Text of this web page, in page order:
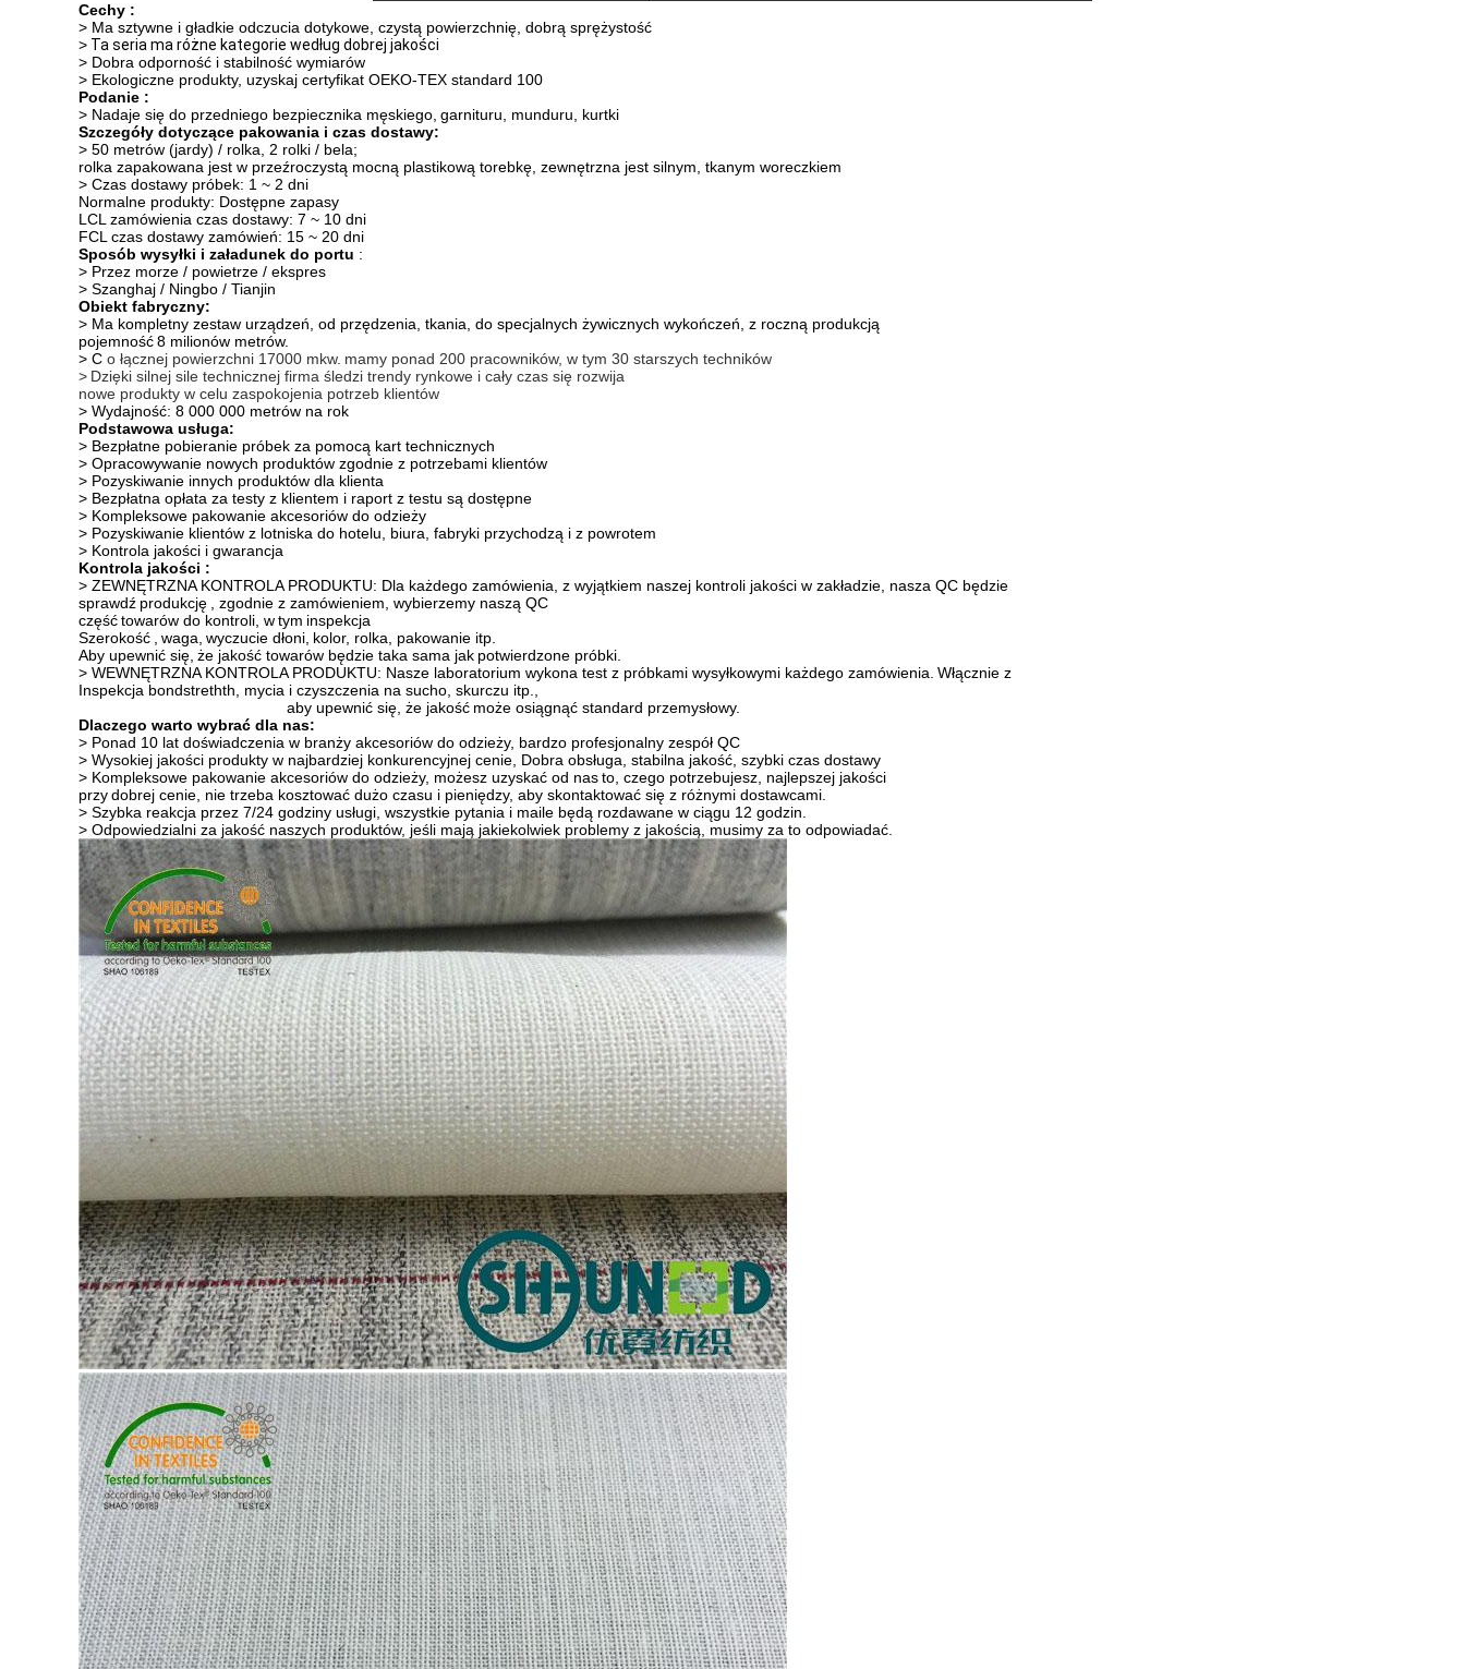
Cechy :
> Ma sztywne i gładkie odczucia dotykowe, czystą powierzchnię, dobrą sprężystość
> Ta seria ma różne kategorie według dobrej jakości
> Dobra odporność i stabilność wymiarów
> Ekologiczne produkty, uzyskaj certyfikat OEKO-TEX standard 100
Podanie :
> Nadaje się do przedniego bezpiecznika męskiego, garnituru, munduru, kurtki
Szczegóły dotyczące pakowania i czas dostawy:
> 50 metrów (jardy) / rolka, 2 rolki / bela;
rolka zapakowana jest w przeźroczystą mocną plastikową torebkę, zewnętrzna jest silnym, tkanym woreczkiem
> Czas dostawy próbek: 1 ~ 2 dni
Normalne produkty: Dostępne zapasy
LCL zamówienia czas dostawy: 7 ~ 10 dni
FCL czas dostawy zamówień: 15 ~ 20 dni
Sposób wysyłki i załadunek do portu :
> Przez morze / powietrze / ekspres
> Szanghaj / Ningbo / Tianjin
Obiekt fabryczny:
> Ma kompletny zestaw urządzeń, od przędzenia, tkania, do specjalnych żywicznych wykończeń, z roczną produkcją
pojemność8 milionów metrów.
> C o łącznej powierzchni 17000 mkw. mamy ponad 200 pracowników, w tym 30 starszych techników
> Dzięki silnej sile technicznej firma śledzi trendy rynkowe i cały czas się rozwija
nowe produkty w celu zaspokojenia potrzeb klientów
> Wydajność: 8 000 000 metrów na rok
Podstawowa usługa:
> Bezpłatne pobieranie próbek za pomocą kart technicznych
> Opracowywanie nowych produktów zgodnie z potrzebami klientów
> Pozyskiwanie innych produktów dla klienta
> Bezpłatna opłata za testy z klientem i raport z testu są dostępne
> Kompleksowe pakowanie akcesoriów do odzieży
> Pozyskiwanie klientów z lotniska do hotelu, biura, fabryki przychodzą i z powrotem
> Kontrola jakości i gwarancja
Kontrola jakości :
> ZEWNĘTRZNA KONTROLA PRODUKTU: Dla każdego zamówienia, z wyjątkiem naszej kontroli jakości w zakładzie, nasza QC będzie
sprawdź produkcję
, zgodnie z zamówieniem, wybierzemy naszą QC
częśćtowarów do kontroli, wtym inspekcja
Szerokość
waga, wyczucie dłoni, kolor, rolka, pakowanie itp.
Aby upewnić się, że jakość towarów będzie taka sama jak potwierdzone próbki.
> WEWNĘTRZNA KONTROLA PRODUKTU: Nasze laboratorium wykona test z próbkami wysyłkowymi każdego zamówienia. Włącznie z
Inspekcja bondstrethth, mycia i czyszczenia na sucho, skurczu itp.,
aby upewnić się, że jakość może osiągnąć standard przemysłowy.
Dlaczego warto wybrać dla nas:
> Ponad 10 lat doświadczenia w branży akcesoriów do odzieży, bardzo profesjonalny zespół QC
> Wysokiej jakości produkty w najbardziej konkurencyjnej cenie, Dobra obsługa, stabilna jakość, szybki czas dostawy
> Kompleksowe pakowanie akcesoriów do odzieży, możesz uzyskać od nasto, czego potrzebujesz, najlepszej jakości
przydobrej cenie, nie trzeba kosztować dużo czasu i pieniędzy, aby skontaktować się z różnymi dostawcami.
> Szybka reakcja przez 7/24 godziny usługi, wszystkie pytania i maile będą rozdawane w ciągu 12 godzin.
> Odpowiedzialni za jakość naszych produktów, jeśli mają jakiekolwiek problemy z jakością, musimy za to odpowiadać.